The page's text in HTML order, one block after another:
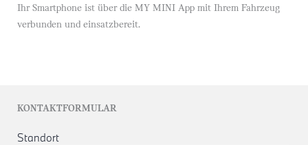
Ihr Smartphone ist über die MY MINI App mit Ihrem Fahrzeug
verbunden und einsatzbereit.
KONTAKTFORMULAR
Standort